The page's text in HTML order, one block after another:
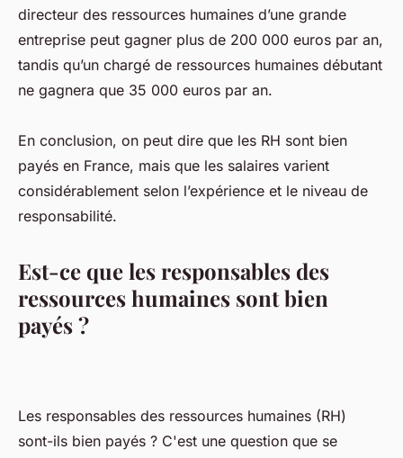
directeur des ressources humaines d’une grande
entreprise peut gagner plus de 200 000 euros par an,
tandis qu’un chargé de ressources humaines débutant
ne gagnera que 35 000 euros par an.
En conclusion, on peut dire que les RH sont bien
payés en France, mais que les salaires varient
considérablement selon l’expérience et le niveau de
responsabilité.
Est-ce que les responsables des
ressources humaines sont bien
payés ?
Les responsables des ressources humaines (RH)
sont-ils bien payés ? C'est une question que se